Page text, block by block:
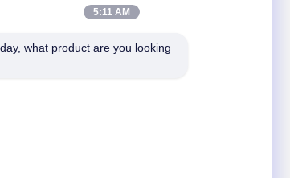
5:11 AM
what product are you looking